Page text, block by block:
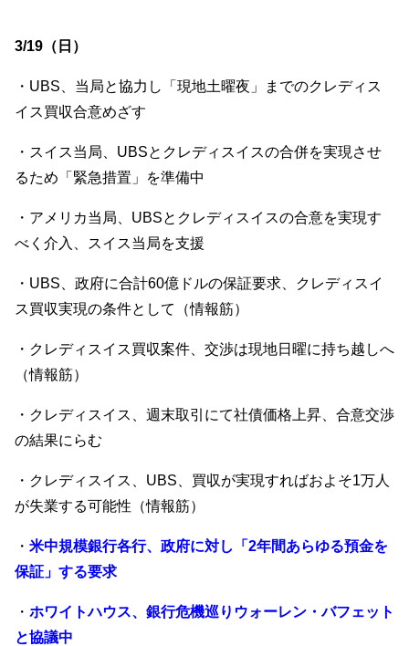
3/19（日）
・UBS、当局と協力し「現地土曜夜」までのクレディス
イス買収合意めざす
・スイス当局、UBSとクレディスイスの合併を実現させ
るため「緊急措置」を準備中
・アメリカ当局、UBSとクレディスイスの合意を実現す
べく介入、スイス当局を支援
・UBS、政府に合計60億ドルの保証要求、クレディスイ
ス買収実現の条件として（情報筋）
・クレディスイス買収案件、交渉は現地日曜に持ち越しへ
（情報筋）
・クレディスイス、週末取引にて社債価格上昇、合意交渉
の結果にらむ
・クレディスイス、UBS、買収が実現すればおよそ1万人
が失業する可能性（情報筋）
・ 米中規模銀行各行、政府に対し「2年間あらゆる預金を
保証」する要求
・ ホワイトハウス、銀行危機巡りウォーレン・バフェット
と協議中